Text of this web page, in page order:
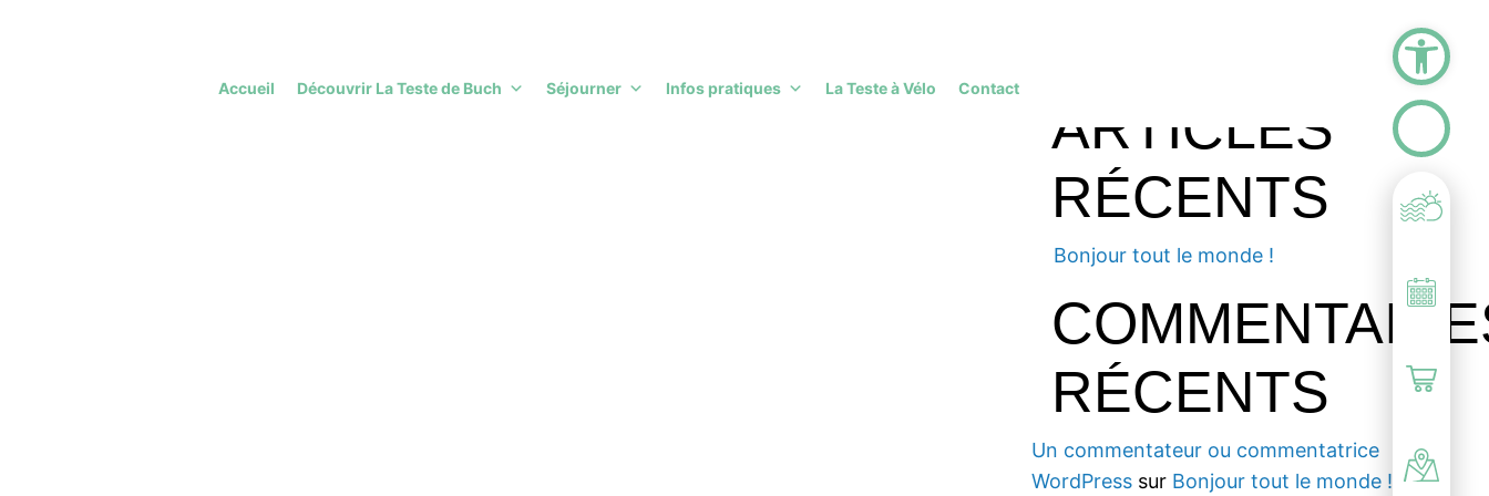
Accueil Découvrir La Teste de Buch Séjourner Infos pratiques La Teste à Vélo Contact
Rechercher
ARTICLES
RÉCENTS
Bonjour tout le monde !
RÉCENTS
Un commentateur ou commentatrice
WordPress sur Bonjour tout le monde !
Ouvrir la barre